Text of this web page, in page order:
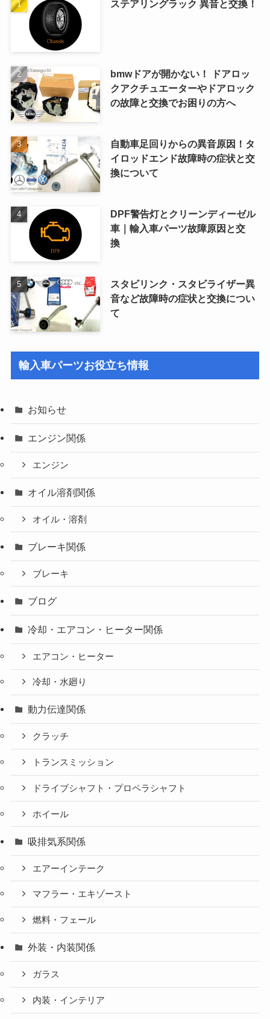
ステアリングラック 異音と交換！
bmwドアが開かない！ ドアロッ
クアクチュエーターやドアロック
の故障と交換でお困りの方へ
自動車足回りからの異音原因！タ
イロッドエンド故障時の症状と交
換について
DPF警告灯とクリーンディーゼル
車｜輸入車パーツ故障原因と交
換
スタビリンク・スタビライザー異
音など故障時の症状と交換につい
て
輸入車パーツお役立ち情報
お知らせ
エンジン関係
エンジン
オイル溶剤関係
オイル・溶剤
ブレーキ関係
ブレーキ
ブログ
冷却・エアコン・ヒーター関係
エアコン・ヒーター
冷却・水廻り
動力伝達関係
クラッチ
トランスミッション
ドライブシャフト・プロペラシャフト
ホイール
吸排気系関係
エアーインテーク
マフラー・エキゾースト
燃料・フェール
外装・内装関係
ガラス
内装・インテリア